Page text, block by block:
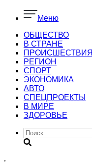
Меню
ОБЩЕСТВО
В СТРАНЕ
ПРОИСШЕСТВИЯ
РЕГИОН
CПОРТ
ЭКОНОМИКА
АВТО
СПЕЦПРОЕКТЫ
В МИРЕ
ЗДОРОВЬЕ